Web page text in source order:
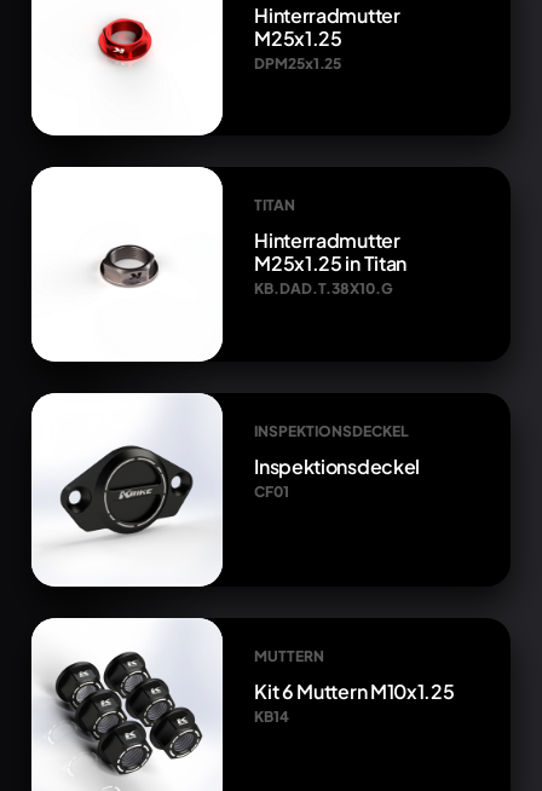
Hinterradmutter
M25x1.25
DPM25x1.25
TITAN
Hinterradmutter
M25x1.25 in Titan
KB.DAD.T.38X10.G
INSPEKTIONSDECKEL
Inspektionsdeckel
CF01
MUTTERN
Kit 6 Muttern M10x1.25
KB14